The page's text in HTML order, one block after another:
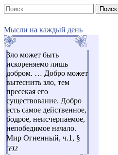
Поиск
Мысли на каждый день
Зло может быть
искореняемо лишь
добром. … Добро может
вытеснить зло, тем
пресекая его
существование. Добро
есть самое действенное,
бодрое, неисчерпаемое,
непобедимое начало.
Мир Огненный, ч.1, §
592